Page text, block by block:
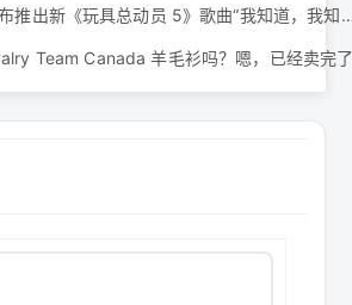
泰勒·斯威夫特宣布推出新《玩具总
Team Canada 羊毛衫吗？嗯，已经卖完